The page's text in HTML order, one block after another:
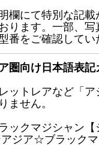
欄にて特別な記
ります。一部、
番をご確認してい
圏向け日本語表記
ットレアなど「
ません。
ックマジシャン
ジア☆ブラックマ